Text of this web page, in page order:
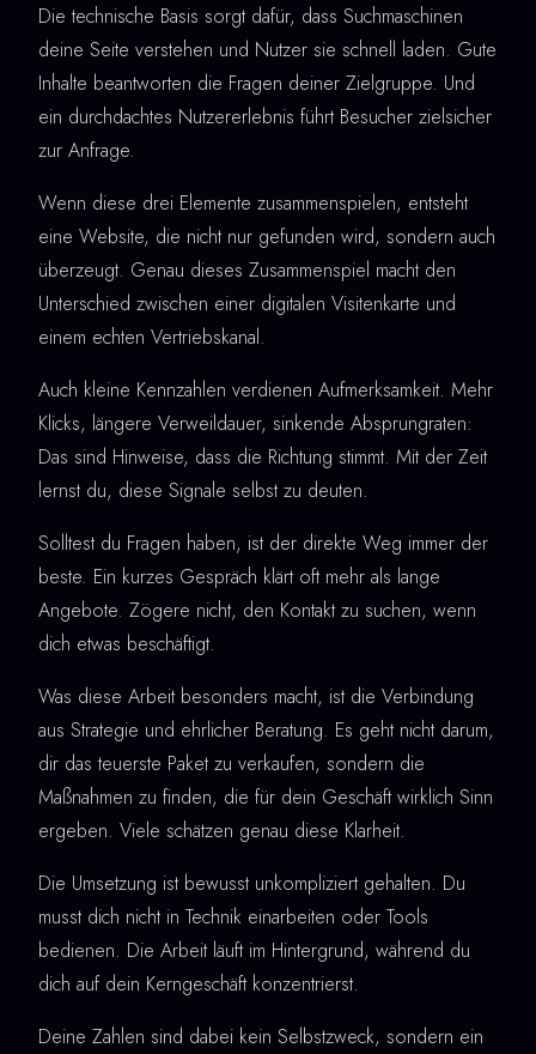
Die technische Basis sorgt dafür, dass Suchmaschinen
deine Seite verstehen und Nutzer sie schnell laden. Gute
Inhalte beantworten die Fragen deiner Zielgruppe. Und
ein durchdachtes Nutzererlebnis führt Besucher zielsicher
zur Anfrage.
Wenn diese drei Elemente zusammenspielen, entsteht
eine Website, die nicht nur gefunden wird, sondern auch
überzeugt. Genau dieses Zusammenspiel macht den
Unterschied zwischen einer digitalen Visitenkarte und
einem echten Vertriebskanal.
Auch kleine Kennzahlen verdienen Aufmerksamkeit. Mehr
Klicks, längere Verweildauer, sinkende Absprungraten:
Das sind Hinweise, dass die Richtung stimmt. Mit der Zeit
lernst du, diese Signale selbst zu deuten.
Solltest du Fragen haben, ist der direkte Weg immer der
beste. Ein kurzes Gespräch klärt oft mehr als lange
Angebote. Zögere nicht, den Kontakt zu suchen, wenn
dich etwas beschäftigt.
Was diese Arbeit besonders macht, ist die Verbindung
aus Strategie und ehrlicher Beratung. Es geht nicht darum,
dir das teuerste Paket zu verkaufen, sondern die
Maßnahmen zu finden, die für dein Geschäft wirklich Sinn
ergeben. Viele schätzen genau diese Klarheit.
Die Umsetzung ist bewusst unkompliziert gehalten. Du
musst dich nicht in Technik einarbeiten oder Tools
bedienen. Die Arbeit läuft im Hintergrund, während du
dich auf dein Kerngeschäft konzentrierst.
Deine Zahlen sind dabei kein Selbstzweck, sondern ein